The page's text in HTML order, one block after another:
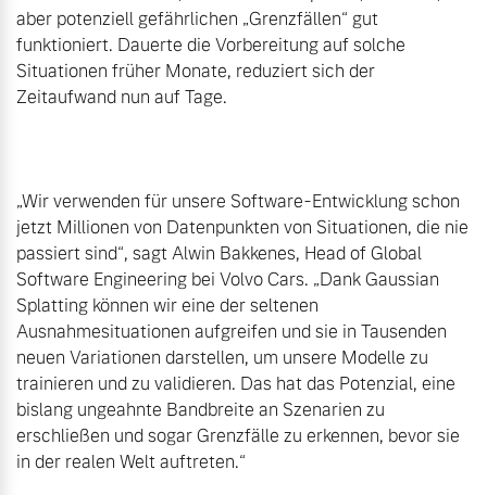
aber potenziell gefährlichen „Grenzfällen“ gut
funktioniert. Dauerte die Vorbereitung auf solche
Situationen früher Monate, reduziert sich der
Zeitaufwand nun auf Tage.
„Wir verwenden für unsere Software-Entwicklung schon
jetzt Millionen von Datenpunkten von Situationen, die nie
passiert sind“, sagt Alwin Bakkenes, Head of Global
Software Engineering bei Volvo Cars. „Dank Gaussian
Splatting können wir eine der seltenen
Ausnahmesituationen aufgreifen und sie in Tausenden
neuen Variationen darstellen, um unsere Modelle zu
trainieren und zu validieren. Das hat das Potenzial, eine
bislang ungeahnte Bandbreite an Szenarien zu
erschließen und sogar Grenzfälle zu erkennen, bevor sie
in der realen Welt auftreten.“